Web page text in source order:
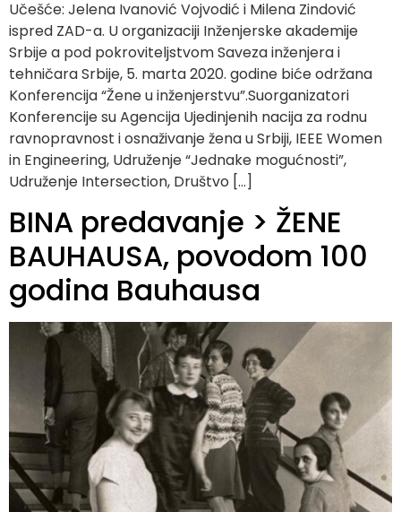
Učešće: Jelena Ivanović Vojvodić i Milena Zindović
ispred ZAD-a. U organizaciji Inženjerske akademije
Srbije a pod pokroviteljstvom Saveza inženjera i
tehničara Srbije, 5. marta 2020. godine biće održana
Konferencija “Žene u inženjerstvu”.Suorganizatori
Konferencije su Agencija Ujedinjenih nacija za rodnu
ravnopravnost i osnaživanje žena u Srbiji, IEEE Women
in Engineering, Udruženje “Jednake mogućnosti”,
Udruženje Intersection, Društvo […]
BINA predavanje > ŽENE
BAUHAUSA, povodom 100
godina Bauhausa